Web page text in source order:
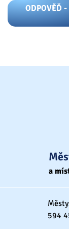
ODPOVĚĎ -
a
594